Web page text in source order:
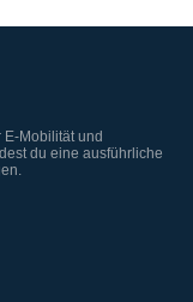
Mobilität und
du eine ausführliche